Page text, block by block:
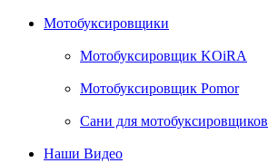
Мотобуксировщики
Мотобуксировщик KOiRA
Мотобуксировщик Pomor
Сани для мотобуксировщиков
Наши Видео